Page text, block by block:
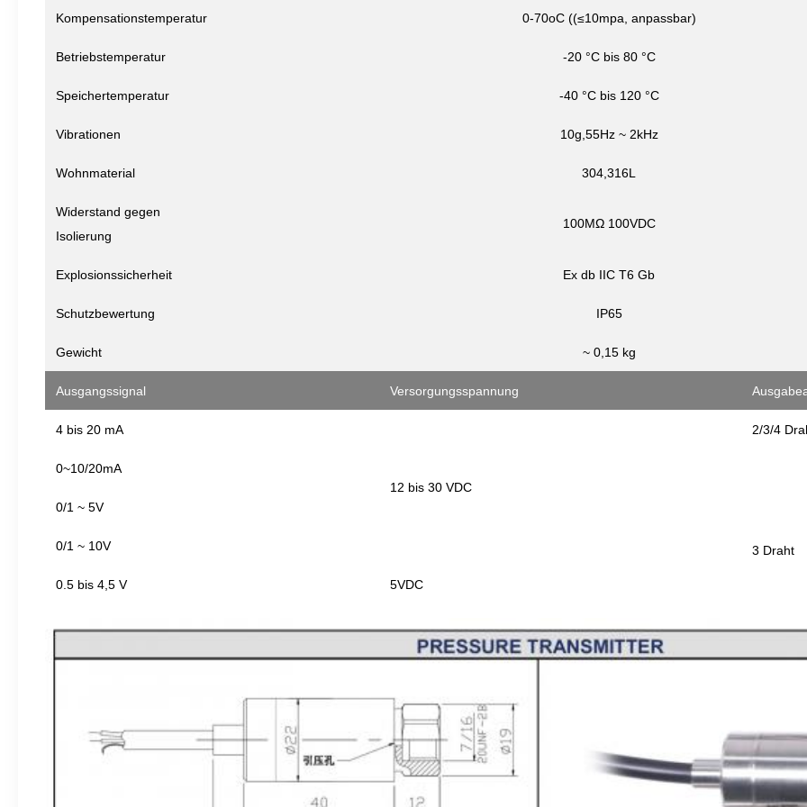
Kompensationstemperatur 0-70oC ((≤10mpa, anpassbar)
Betriebstemperatur -20 °C bis 80 °C
Speichertemperatur -40 °C bis 120 °C
Vibrationen 10g,55Hz ~ 2kHz
Wohnmaterial 304,316L
Widerstand gegen
Isolierung
100MΩ 100VDC
Explosionssicherheit Ex db IIC T6 Gb
Schutzbewertung IP65
Gewicht ~ 0,15 kg
Ausgangssignal Versorgungsspannung
4 bis 20 mA
12 bis 30 VDC
2/3/4
0~10/20mA
3 Draht
0/1 ~ 5V
0/1 ~ 10V
0.5 bis 4,5 V 5VDC